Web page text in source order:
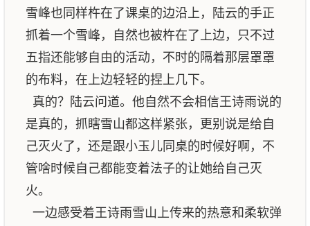
雪峰也同样杵在了课桌的边沿上，陆云的手正
抓着一个雪峰，自然也被杵在了上边，只不过
五指还能够自由的活动，不时的隔着那层罩罩
的布料，在上边轻轻的捏上几下。
真的？陆云问道。他自然不会相信王诗雨说的
是真的，抓瞎雪山都这样紧张，更别说是给自
己灭火了，还是跟小玉儿同桌的时候好啊，不
管啥时候自己都能变着法子的让她给自己灭
火。
一边感受着王诗雨雪山上传来的热意和柔软弹